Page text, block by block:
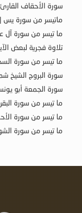
سورة الأحقاف
ماتيسر من سورة يس |
ما تيسر من سورة آل
تلاوة فجرية لبعض
ما تيسر من سورة
سورة البروج الشيخ
سورة الجمعة أبو
ما تيسر من سورة
ما تيسر من سورة
ما تيسر من سورة